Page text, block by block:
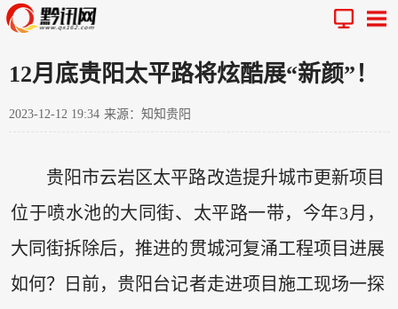
12月底贵阳太平路将炫酷展“新颜”！
2023-12-12 19:34 来源：知知贵阳
贵阳市云岩区太平路改造提升城市更新项目
位于喷水池的大同街、太平路一带，今年3月，
大同街拆除后，推进的贯城河复涌工程项目进展
如何？日前，贵阳台记者走进项目施工现场一探